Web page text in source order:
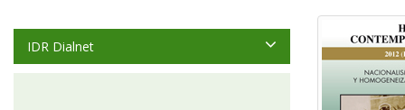
IDR Dialnet